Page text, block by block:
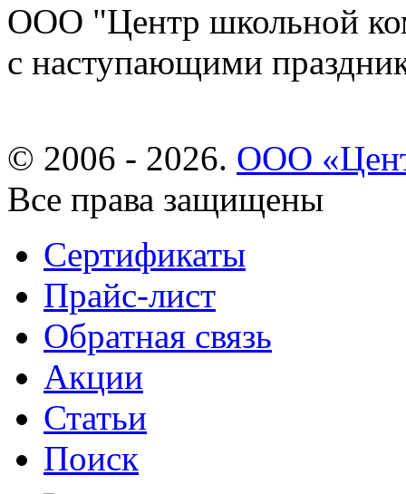
ООО "Центр школьной
с наступающими
© 2006 - 2026. ООО
Все права защищены
Сертификаты
Прайс-лист
Обратная связь
Акции
Статьи
Поиск